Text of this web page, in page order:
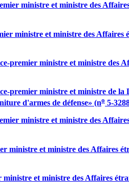
ministre et ministre des
ministre et ministre des
premier ministre et ministre des
premier ministre et ministre de
d'armes de défense» (no 5-
ministre et ministre des
et ministre des Affaires
et ministre des Affaires